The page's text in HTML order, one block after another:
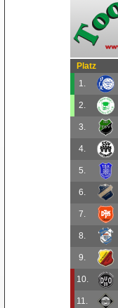
Platz
1.
2.
3.
4.
5.
6.
7.
8.
9.
10.
11.